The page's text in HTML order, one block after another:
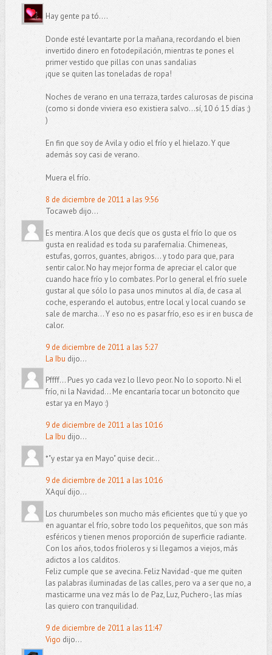
Hay gente pa tó....
Donde esté levantarte por la mañana, recordando el bien
invertido dinero en fotodepilación, mientras te pones el
primer vestido que pillas con unas sandalias
¡que se quiten las toneladas de ropa!
Noches de verano en una terraza, tardes calurosas de piscina
(como si donde viviera eso existiera salvo...sí, 10 ó 15 días ;)
)
En fin que soy de Avila y odio el frío y el hielazo. Y que
además soy casi de verano.
Muera el frío.
8 de diciembre de 2011 a las 9:56
Tocaweb dijo...
Es mentira. A los que decís que os gusta el frío lo que os
gusta en realidad es toda su parafernalia. Chimeneas,
estufas, gorros, guantes, abrigos... y todo para que, para
sentir calor. No hay mejor forma de apreciar el calor que
cuando hace frío y lo combates. Por lo general el frío suele
gustar al que sólo lo pasa unos minutos al día, de casa al
coche, esperando el autobus, entre local y local cuando se
sale de marcha... Y eso no es pasar frío, eso es ir en busca de
calor.
9 de diciembre de 2011 a las 5:27
La Ibu dijo...
Pffff... Pues yo cada vez lo llevo peor. No lo soporto. Ni el
frío, ni la Navidad... Me encantaría tocar un botoncito que
estar ya en Mayo :)
9 de diciembre de 2011 a las 10:16
La Ibu dijo...
*"y estar ya en Mayo" quise decir...
9 de diciembre de 2011 a las 10:16
XAquí dijo...
Los churumbeles son mucho más eficientes que tú y que yo
en aguantar el frío, sobre todo los pequeñitos, que son más
esféricos y tienen menos proporción de superficie radiante.
Con los años, todos frioleros y si llegamos a viejos, más
adictos a los calditos.
Feliz cumple que se avecina. Feliz Navidad -que me quiten
las palabras iluminadas de las calles, pero va a ser que no, a
masticarme una vez más lo de Paz, Luz, Puchero-, las mías
las quiero con tranquilidad.
9 de diciembre de 2011 a las 11:47
Vigo dijo...